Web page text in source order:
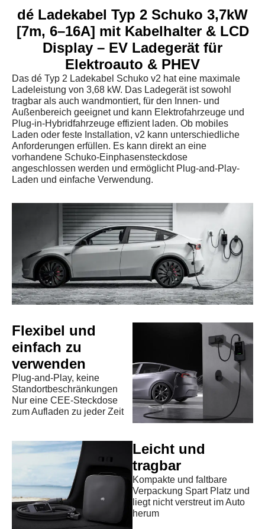
dé Ladekabel Typ 2 Schuko 3,7kW
[7m, 6–16A] mit Kabelhalter & LCD
Display – EV Ladegerät für
Elektroauto & PHEV
Das dé Typ 2 Ladekabel Schuko v2 hat eine maximale
Ladeleistung von 3,68 kW. Das Ladegerät ist sowohl
tragbar als auch wandmontiert, für den Innen- und
Außenbereich geeignet und kann Elektrofahrzeuge und
Plug-in-Hybridfahrzeuge effizient laden. Ob mobiles
Laden oder feste Installation, v2 kann unterschiedliche
Anforderungen erfüllen. Es kann direkt an eine
vorhandene Schuko-Einphasensteckdose
angeschlossen werden und ermöglicht Plug-and-Play-
Laden und einfache Verwendung.
Flexibel und
einfach zu
verwenden
Plug-and-Play, keine
Standortbeschränkungen
Nur eine CEE-Steckdose
zum Aufladen zu jeder Zeit
Leicht und
tragbar
Kompakte und faltbare
Verpackung Spart Platz und
liegt nicht verstreut im Auto
herum